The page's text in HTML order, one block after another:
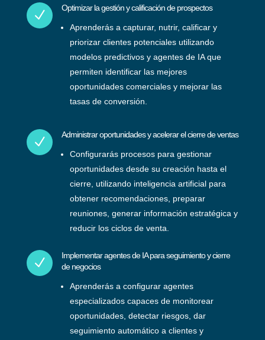
N Optimizar la gestión y calificación de prospectos
Aprenderás a capturar, nutrir, calificar y
priorizar clientes potenciales utilizando
modelos predictivos y agentes de IA que
permiten identificar las mejores
oportunidades comerciales y mejorar las
tasas de conversión.
N Administrar oportunidades y acelerar el cierre de ventas
Configurarás procesos para gestionar
oportunidades desde su creación hasta el
cierre, utilizando inteligencia artificial para
obtener recomendaciones, preparar
reuniones, generar información estratégica y
reducir los ciclos de venta.
N
Implementar agentes de IA para seguimiento y cierre
de negocios
Aprenderás a configurar agentes
especializados capaces de monitorear
oportunidades, detectar riesgos, dar
seguimiento automático a clientes y